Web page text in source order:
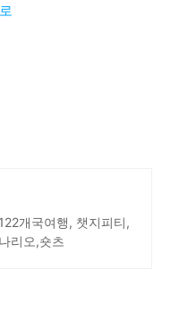
개국여행, 챗지피티,
리오,숏츠